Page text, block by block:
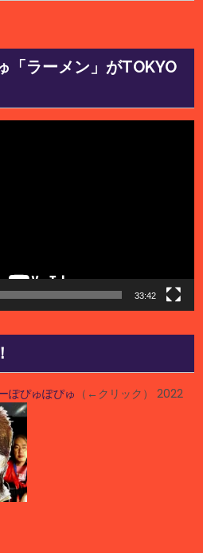
「ラーメン」がTOKYO
33:42
ぽぴゅぽぴゅ （←クリック） 2022